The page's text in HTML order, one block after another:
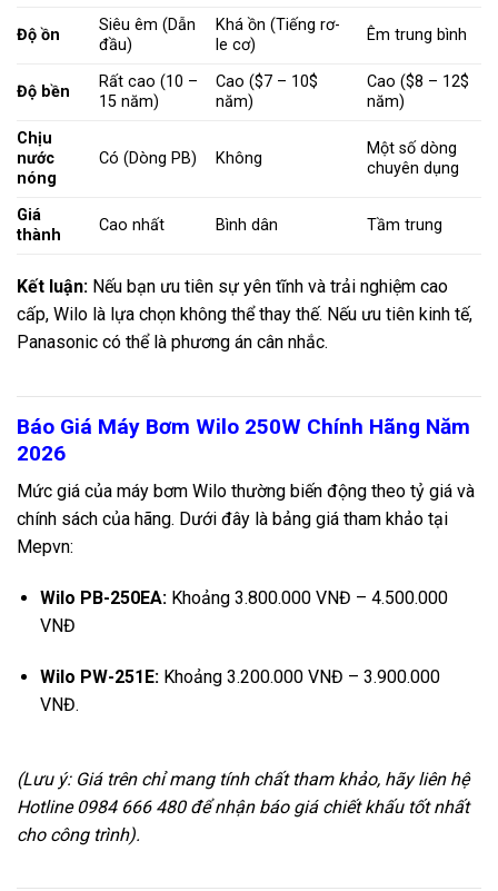
Độ ồn
Siêu êm (Dẫn
đầu)
Khá ồn (Tiếng rơ-
le cơ)
Êm trung bình
Độ bền
Rất cao (10 –
15 năm)
Cao ($7 – 10$
năm)
Cao ($8 – 12$
năm)
Chịu
nước
nóng
Có (Dòng PB) Không
Một số dòng
chuyên dụng
Giá
thành
Cao nhất Bình dân Tầm trung
Kết luận: Nếu bạn ưu tiên sự yên tĩnh và trải nghiệm cao
cấp, Wilo là lựa chọn không thể thay thế. Nếu ưu tiên kinh tế,
Panasonic có thể là phương án cân nhắc.
Báo Giá Máy Bơm Wilo 250W Chính Hãng Năm
2026
Mức giá của máy bơm Wilo thường biến động theo tỷ giá và
chính sách của hãng. Dưới đây là bảng giá tham khảo tại
Mepvn:
Wilo PB-250EA:Khoảng 3.800.000 VNĐ – 4.500.000
VNĐ
Wilo PW-251E:Khoảng 3.200.000 VNĐ – 3.900.000
VNĐ.
(Lưu ý: Giá trên chỉ mang tính chất tham khảo, hãy liên hệ
Hotline 0984 666 480 để nhận báo giá chiết khấu tốt nhất
cho công trình).